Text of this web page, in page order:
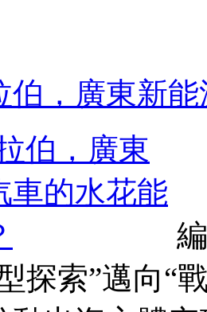
伯，廣東新
探索”邁向“